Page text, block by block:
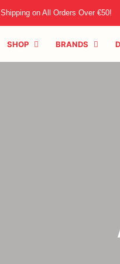
Shipping on All Orders Over €50!
SHOP BRANDS